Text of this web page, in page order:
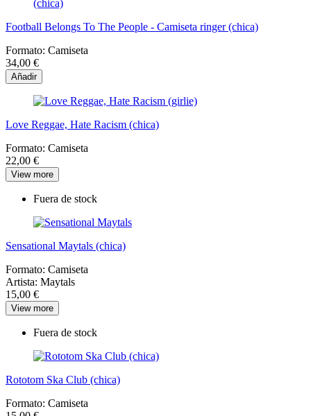
Football Belongs To The People - Camiseta ringer (chica)
Formato: Camiseta
34,00 €
Añadir
Love Reggae, Hate Racism (chica)
Formato: Camiseta
22,00 €
View more
Fuera de stock
Sensational Maytals (chica)
Formato: Camiseta
Artista: Maytals
15,00 €
View more
Fuera de stock
Rototom Ska Club (chica)
Formato: Camiseta